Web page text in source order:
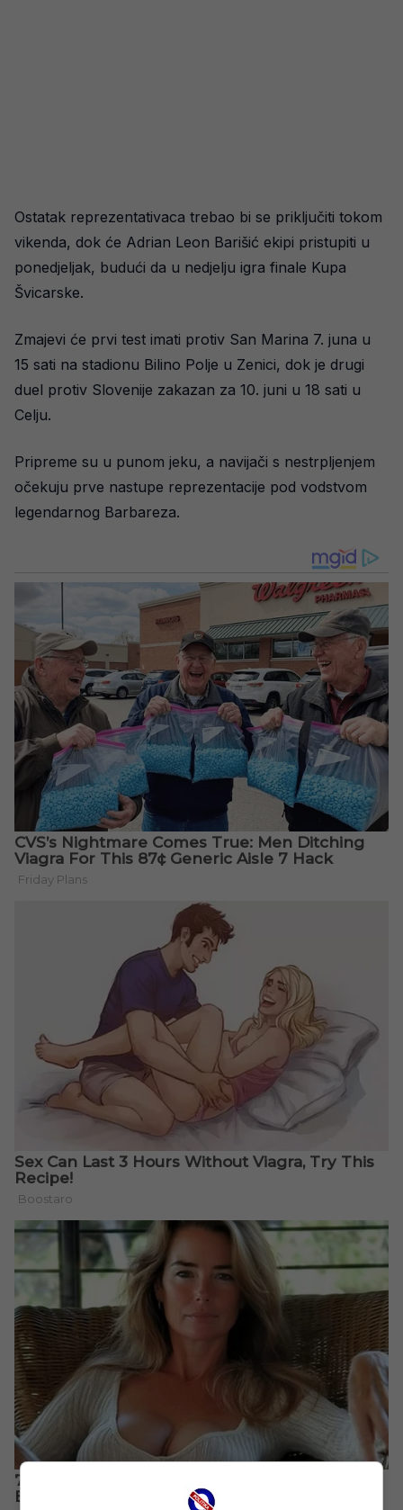
Ostatak reprezentativaca trebao bi se priključiti tokom
vikenda, dok će Adrian Leon Barišić ekipi pristupiti u
ponedjeljak, budući da u nedjelju igra finale Kupa
Švicarske.
Zmajevi će prvi test imati protiv San Marina 7. juna u
15 sati na stadionu Bilino Polje u Zenici, dok je drugi
duel protiv Slovenije zakazan za 10. juni u 18 sati u
Celju.
Pripreme su u punom jeku, a navijači s nestrpljenjem
očekuju prve nastupe reprezentacije pod vodstvom
legendarnog Barbareza.